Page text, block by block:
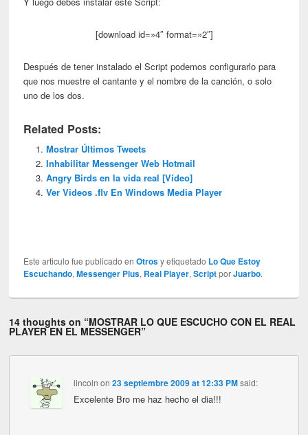
[download id=»4″ format=»2″]
Después de tener instalado el Script podemos configurarlo para
que nos muestre el cantante y el nombre de la canción, o solo
uno de los dos.
Related Posts:
Mostrar Últimos Tweets
Inhabilitar Messenger Web Hotmail
Angry Birds en la vida real [Vídeo]
Ver Videos .flv En Windows Media Player
Este articulo fue publicado enOtrosy etiquetado Lo Que Estoy
Escuchando,Messenger Plus, Real Player,ScriptporJuarbo.
14 thoughts on “MOSTRAR LO QUE ESCUCHO CON EL REAL
PLAYER EN EL MESSENGER”
lincoln on 23 septiembre 2009 at 12:33 PM said:
Excelente Bro me haz hecho el dia!!!